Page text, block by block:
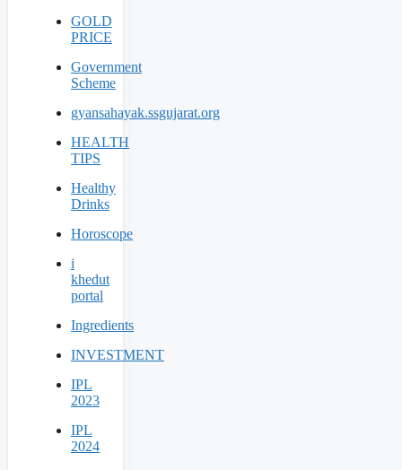
GOLD
PRICE
Government
Scheme
gyansahayak.ssgujarat.org
HEALTH
TIPS
Healthy
Drinks
Horoscope
i
khedut
portal
Ingredients
INVESTMENT
IPL
2023
IPL
2024